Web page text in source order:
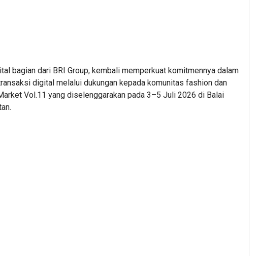
bagian dari BRI Group, kembali memperkuat komitmennya dalam
digital melalui dukungan kepada komunitas fashion dan
Vol.11 yang diselenggarakan pada 3–5 Juli 2026 di Balai